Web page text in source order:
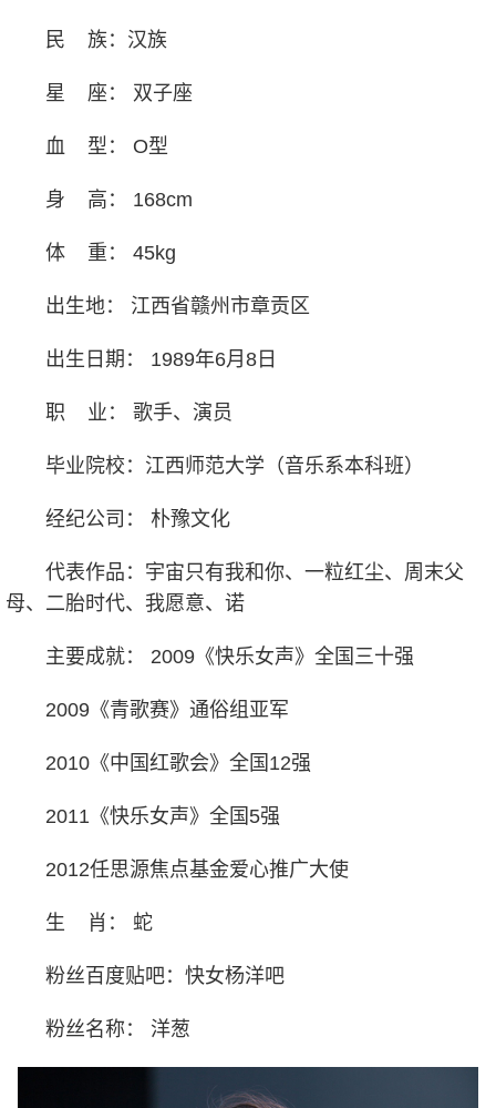
民 族：汉族
星 座： 双子座
血 型： O型
身 高： 168cm
体 重： 45kg
出生地： 江西省赣州市章贡区
出生日期： 1989年6月8日
职 业： 歌手、演员
毕业院校：江西师范大学（音乐系本科班）
经纪公司： 朴豫文化
代表作品：宇宙只有我和你、一粒红尘、周末父
母、二胎时代、我愿意、诺
主要成就： 2009《快乐女声》全国三十强
2009《青歌赛》通俗组亚军
2010《中国红歌会》全国12强
2011《快乐女声》全国5强
2012任思源焦点基金爱心推广大使
生 肖： 蛇
粉丝百度贴吧：快女杨洋吧
粉丝名称： 洋葱